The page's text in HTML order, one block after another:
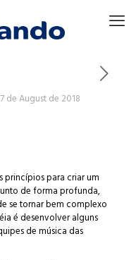
7 de August de 2018
para criar um
de forma profunda,
se tornar bem complexo
é desenvolver alguns
de música das